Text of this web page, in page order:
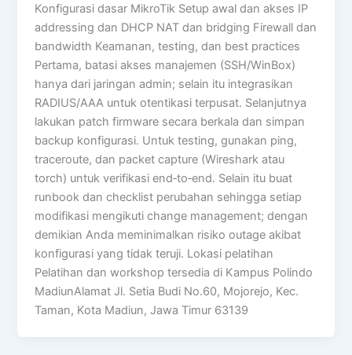
Konfigurasi dasar MikroTik Setup awal dan akses IP
addressing dan DHCP NAT dan bridging Firewall dan
bandwidth Keamanan, testing, dan best practices
Pertama, batasi akses manajemen (SSH/WinBox)
hanya dari jaringan admin; selain itu integrasikan
RADIUS/AAA untuk otentikasi terpusat. Selanjutnya
lakukan patch firmware secara berkala dan simpan
backup konfigurasi. Untuk testing, gunakan ping,
traceroute, dan packet capture (Wireshark atau
torch) untuk verifikasi end‑to‑end. Selain itu buat
runbook dan checklist perubahan sehingga setiap
modifikasi mengikuti change management; dengan
demikian Anda meminimalkan risiko outage akibat
konfigurasi yang tidak teruji. Lokasi pelatihan
Pelatihan dan workshop tersedia di Kampus Polindo
MadiunAlamat Jl. Setia Budi No.60, Mojorejo, Kec.
Taman, Kota Madiun, Jawa Timur 63139